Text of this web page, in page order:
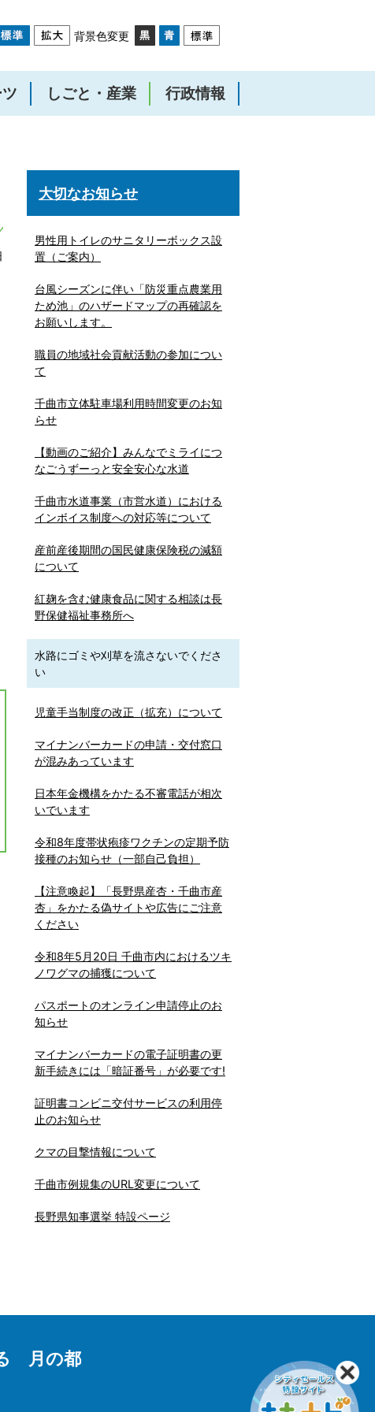
背景色変更
しごと・産業 行政情報
大切なお知らせ
男性用トイレのサニタリーボックス設
置（ご案内）
台風シーズンに伴い「防災重点農業用
ため池」のハザードマップの再確認を
お願いします。
職員の地域社会貢献活動の参加につい
て
千曲市立体駐車場利用時間変更のお知
らせ
【動画のご紹介】みんなでミライにつ
なごうずーっと安全安心な水道
千曲市水道事業（市営水道）における
インボイス制度への対応等について
産前産後期間の国民健康保険税の減額
について
紅麹を含む健康食品に関する相談は長
野保健福祉事務所へ
水路にゴミや刈草を流さないでくださ
い
児童手当制度の改正（拡充）について
マイナンバーカードの申請・交付窓口
が混みあっています
日本年金機構をかたる不審電話が相次
いでいます
令和8年度帯状疱疹ワクチンの定期予防
接種のお知らせ（一部自己負担）
【注意喚起】「長野県産杏・千曲市産
杏」をかたる偽サイトや広告にご注意
ください
令和8年5月20日 千曲市内におけるツキ
ノワグマの捕獲について
パスポートのオンライン申請停止のお
知らせ
マイナンバーカードの電子証明書の更
新手続きには「暗証番号」が必要です!
証明書コンビニ交付サービスの利用停
止のお知らせ
クマの目撃情報について
千曲市例規集のURL変更について
長野県知事選挙 特設ページ
月の都